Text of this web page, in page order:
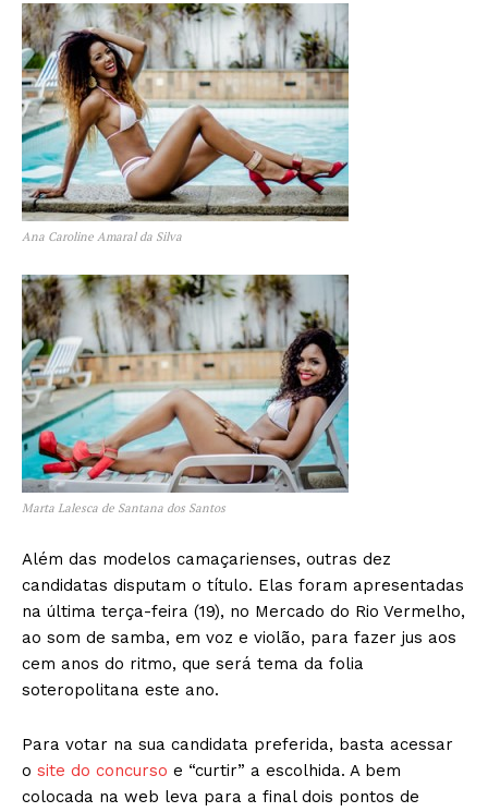
Ana Caroline Amaral da Silva
Marta Lalesca de Santana dos Santos
Além das modelos camaçarienses, outras dez
candidatas disputam o título. Elas foram apresentadas
na última terça-feira (19), no Mercado do Rio Vermelho,
ao som de samba, em voz e violão, para fazer jus aos
cem anos do ritmo, que será tema da folia
soteropolitana este ano.
Para votar na sua candidata preferida, basta acessar
o site do concurso e “curtir” a escolhida. A bem
colocada na web leva para a final dois pontos de